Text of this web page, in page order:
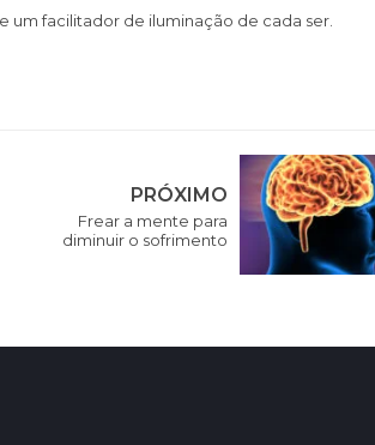
um facilitador de iluminação de cada ser.
PRÓXIMO
Frear a mente para
diminuir o sofrimento